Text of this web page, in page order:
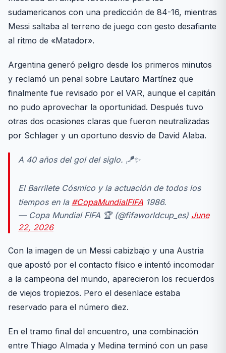
sudamericanos con una predicción de 84-16, mientras
Messi saltaba al terreno de juego con gesto desafiante
al ritmo de «Matador».
Argentina generó peligro desde los primeros minutos
y reclamó un penal sobre Lautaro Martínez que
finalmente fue revisado por el VAR, aunque el capitán
no pudo aprovechar la oportunidad. Después tuvo
otras dos ocasiones claras que fueron neutralizadas
por Schlager y un oportuno desvío de David Alaba.
A 40 años del gol del siglo. 🪁✨
El Barrilete Cósmico y la actuación de todos los
tiempos en la #CopaMundialFIFA 1986.
— Copa Mundial FIFA 🏆 (@fifaworldcup_es) June
22, 2026
Con la imagen de un Messi cabizbajo y una Austria
que apostó por el contacto físico e intentó incomodar
a la campeona del mundo, aparecieron los recuerdos
de viejos tropiezos. Pero el desenlace estaba
reservado para el número diez.
En el tramo final del encuentro, una combinación
entre Thiago Almada y Medina terminó con un pase